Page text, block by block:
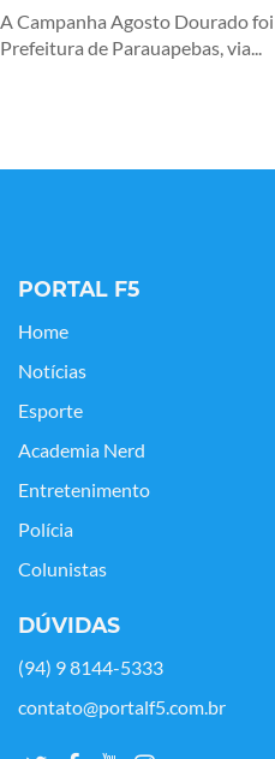
A Campanha Agosto Dourado
Prefeitura de Parauapebas, via...
PORTAL F5
Home
Notícias
Esporte
Academia Nerd
Entretenimento
Polícia
Colunistas
DÚVIDAS
(94) 9 8144-5333
contato@portalf5.com.br